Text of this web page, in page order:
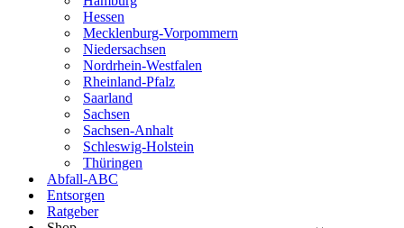
Hessen
Mecklenburg-Vorpommern
Niedersachsen
Nordrhein-Westfalen
Rheinland-Pfalz
Saarland
Sachsen
Sachsen-Anhalt
Schleswig-Holstein
Thüringen
Abfall-ABC
Entsorgen
Ratgeber